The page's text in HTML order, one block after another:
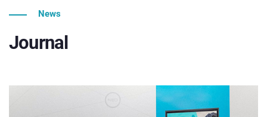
News
Journal